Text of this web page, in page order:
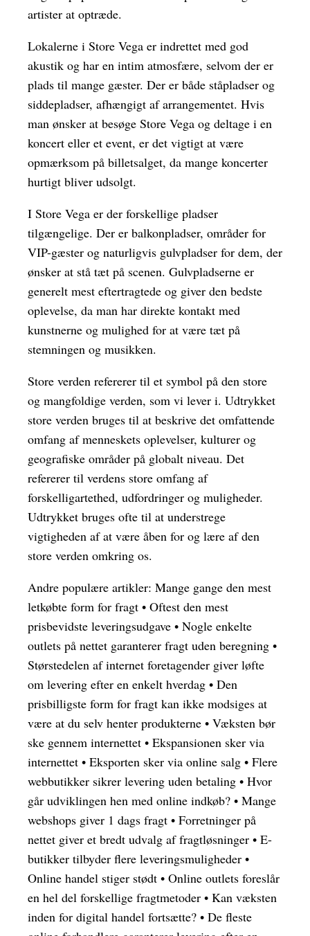
artister at optræde.
Lokalerne i Store Vega er indrettet med god
akustik og har en intim atmosfære, selvom der er
plads til mange gæster. Der er både ståpladser og
siddepladser, afhængigt af arrangementet. Hvis
man ønsker at besøge Store Vega og deltage i en
koncert eller et event, er det vigtigt at være
opmærksom på billetsalget, da mange koncerter
hurtigt bliver udsolgt.
I Store Vega er der forskellige pladser
tilgængelige. Der er balkonpladser, områder for
VIP-gæster og naturligvis gulvpladser for dem, der
ønsker at stå tæt på scenen. Gulvpladserne er
generelt mest eftertragtede og giver den bedste
oplevelse, da man har direkte kontakt med
kunstnerne og mulighed for at være tæt på
stemningen og musikken.
Store verden refererer til et symbol på den store
og mangfoldige verden, som vi lever i. Udtrykket
store verden bruges til at beskrive det omfattende
omfang af menneskets oplevelser, kulturer og
geografiske områder på globalt niveau. Det
refererer til verdens store omfang af
forskelligartethed, udfordringer og muligheder.
Udtrykket bruges ofte til at understrege
vigtigheden af at være åben for og lære af den
store verden omkring os.
Andre populære artikler: Mange gange den mest
letkøbte form for fragt • Oftest den mest
prisbevidste leveringsudgave • Nogle enkelte
outlets på nettet garanterer fragt uden beregning •
Størstedelen af internet foretagender giver løfte
om levering efter en enkelt hverdag • Den
prisbilligste form for fragt kan ikke modsiges at
være at du selv henter produkterne • Væksten bør
ske gennem internettet • Ekspansionen sker via
internettet • Eksporten sker via online salg • Flere
webbutikker sikrer levering uden betaling • Hvor
går udviklingen hen med online indkøb? • Mange
webshops giver 1 dags fragt • Forretninger på
nettet giver et bredt udvalg af fragtløsninger • E-
butikker tilbyder flere leveringsmuligheder •
Online handel stiger stødt • Online outlets foreslår
en hel del forskellige fragtmetoder • Kan væksten
inden for digital handel fortsætte? • De fleste